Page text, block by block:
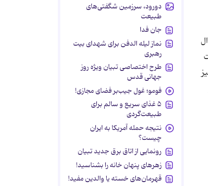
دورود، سرزمین شگفتی‌های
طبیعت
جان فدا
نماز لیله الدفن برای شهدای بیت
رهبری
طرح اختصاصی تبیان ویژه روز
جهانی قدس
فومو؛ غول جیب‌بر فضای مجازی!
۵ غذای سریع و سالم برای
طبیعت‌گردی
نتیجه حمله آمریکا به ایران
چیست؟
رونمایی از اتاق برق جدید تبیان
زهرهای پنهان خانه را بشناسید!
قهرمان‌های خسته یا والدین مفید!